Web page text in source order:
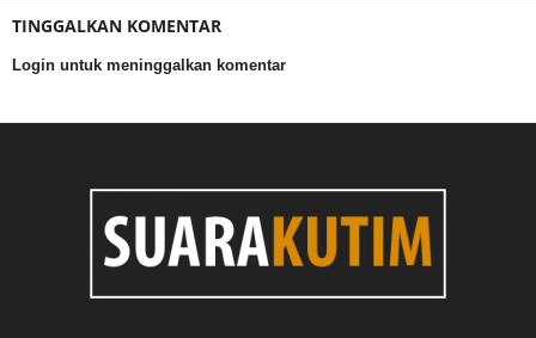
TINGGALKAN KOMENTAR
Login untuk meninggalkan komentar